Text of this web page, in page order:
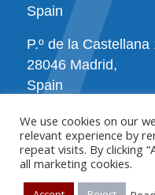
Spain
P.º de la Castellana
28046 Madrid,
Spain
All rights reserverd ©
We use cookies on our
relevant experience by
repeat visits. By clicking
all marketing cookies.